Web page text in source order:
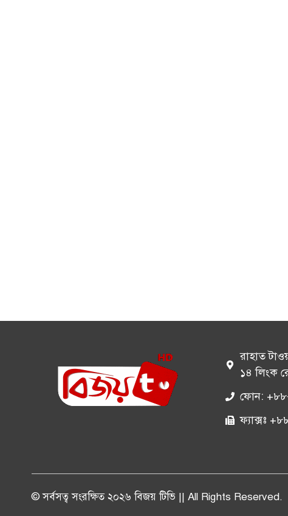
রাহাত
১৪ লিংক
ফোন:
ফ্যাক্সঃ
© সর্বসত্ব সংরক্ষিত ২০২৬ বিজয় টিভি || All Rights Reserved.